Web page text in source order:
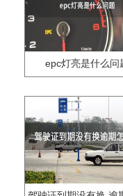
epc灯亮是什么问